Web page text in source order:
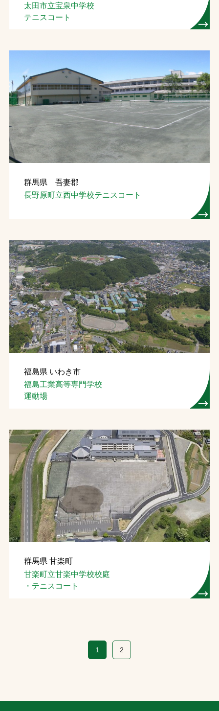
太田市立宝泉中学校
テニスコート
群馬県 吾妻郡
長野原町立西中学校テニスコート
福島県 いわき市
福島工業高等専門学校
運動場
群馬県 甘楽町
甘楽町立甘楽中学校校庭
・テニスコート
1 2